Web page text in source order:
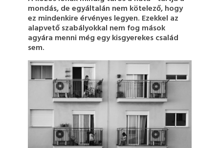
mondás, de egyáltalán nem kötelező, hogy
ez mindenkire érvényes legyen. Ezekkel az
alapvető szabályokkal nem fog mások
agyára menni még egy kisgyerekes család
sem.